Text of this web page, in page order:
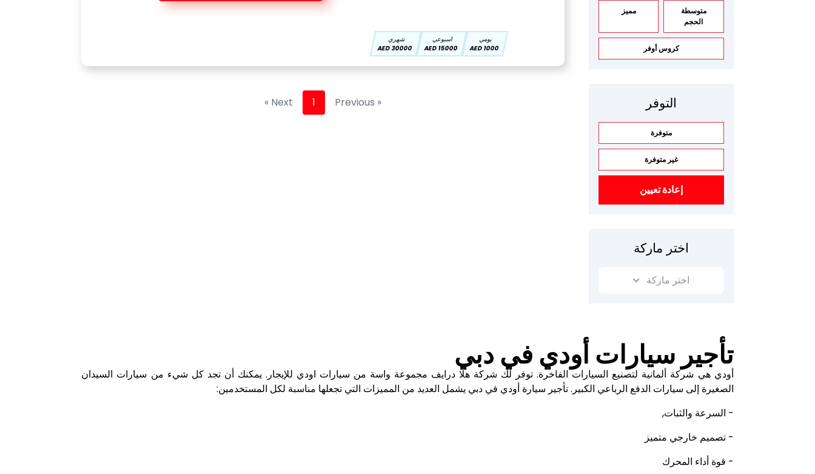
متوسطة
الحجم
مميز
كروس أوفر
التوفر
متوفرة
غير متوفرة
إعادة تعيين
اختر ماركة
اختر ماركة
يومي
1000 AED
اسبوعي
15000 AED
شهري
30000 AED
« Previous
1
Next »
تأجير سيارات أودي في دبي
أودي هي شركة ألمانية لتصنيع السيارات الفاخرة. توفر لك شركة هلا درايف مجموعة واسة من سيارات اودي للإيجار. يمكنك أن تجد كل شيء من سيارات السيدان
الصغيرة إلى سيارات الدفع الرباعي الكبير. تأجير سيارة أودي في دبي يشمل العديد من المميزات التي تجعلها مناسبة لكل المستخدمين:
- السرعة والثبات,
- تصميم خارجي متميز
- قوة أداء المحرك